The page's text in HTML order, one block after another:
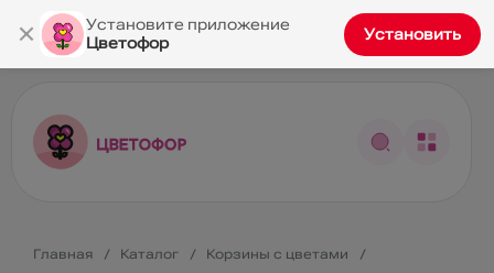
Главная Каталог
Корзины с цветами
×
Установите приложение
Цветофор
Установить